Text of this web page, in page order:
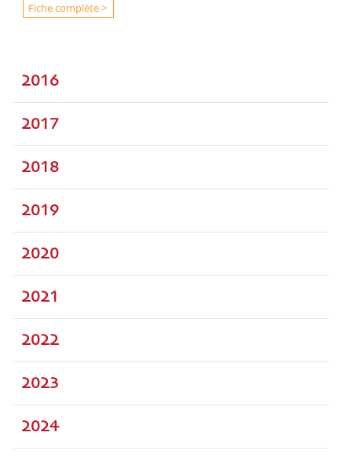
Fiche complète >
2016
2017
2018
2019
2020
2021
2022
2023
2024